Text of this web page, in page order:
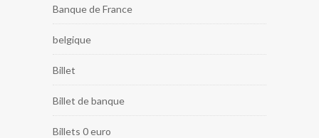
Banque de France
belgique
Billet
Billet de banque
Billets 0 euro